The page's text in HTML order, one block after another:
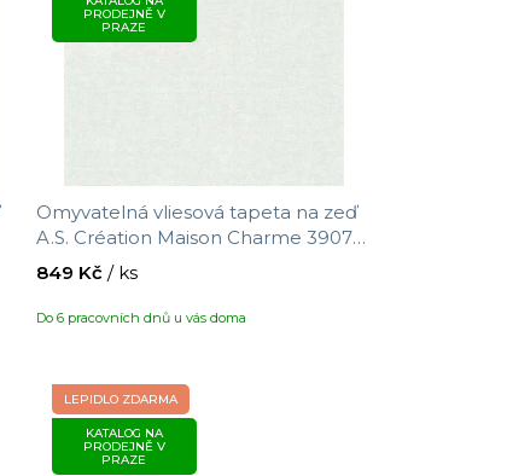
r
t
ů
PRODEJNĚ V
PRAZE
Omyvatelná vliesová tapeta na zeď
A.S. Création Maison Charme 390731
s motivem větviček, velikost 10,05 x
Do 6 pracovních dnů u vás doma
849 Kč / ks
LEPIDLO ZDARMA
KATALOG NA
PRODEJNĚ V
PRAZE